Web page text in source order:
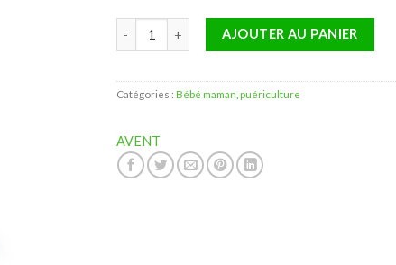
quantité de AVENT TASSE BLEU A PAILLE 200ML
AJOUTER AU PANIER
Catégories : Bébé maman puériculture
AVENT